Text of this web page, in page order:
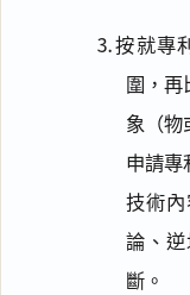
⒊按就專
圍，再
象（物
申請專
技術
論、
斷。